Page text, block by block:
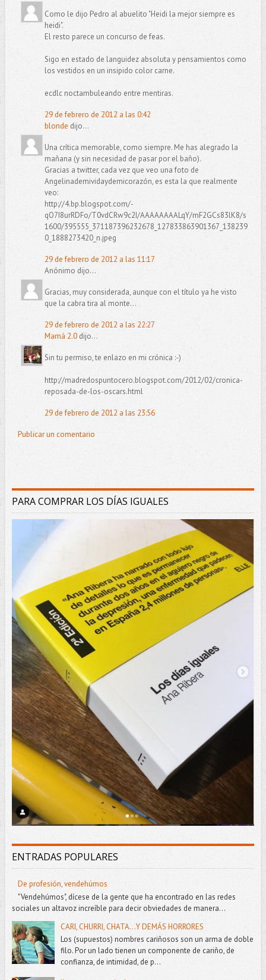
Como le dijo Pedro al abuelito "Heidi la mejor siempre es
heidi".
El resto parece un concurso de feas.
Sigo en estado de languidez absoluta y pensamientos como
los vestidos en un insipido color carne.
ecdlc noctambuleando entre mentiras.
29 de febrero de 2012 a las 0:42
blonde dijo...
Una crítica memorable, como siempre. Me has alegrado la
mañana (y sin necesidad de pasar por el baño).
Gracias a twitter, cada vez que veo una foto de
Angelinademividaydemicorazón, es esta la que realmente
veo:
http://4.bp.blogspot.com/-
qO7I8urRDFo/T0vdCRw9c2I/AAAAAAAALqY/mF2GCs83lK8/s
1600/395555_371187396232678_127833863901367_138239
0_1888273420_n.jpeg
29 de febrero de 2012 a las 11:17
Anónimo dijo...
Gracias, muy considerada, aunque con el título ya he visto
que la cabra tira al monte...
29 de febrero de 2012 a las 22:27
Mamá 2.0dijo...
Sin tu permiso, te enlazo en mi crónica :-)
http://madredospuntocero.blogspot.com/2012/02/cronica-
reposada-de-los-oscars.html
29 de febrero de 2012 a las 23:56
Publicar un comentario
PARA COMPRAR LOS DÍAS IGUALES
ENTRADAS POPULARES
De profesión, vendehúmos
"Vendehúmos", dícese de la gente que ha encontrado en las redes
sociales un altavoz increíble para decir obviedades de manera...
CARI, CHURRI, CHATA...Y DEMÁS HORRORES
Los (supuestos) nombres cariñosos son un arma de doble
filo. Por un lado tienen un componente de cariño, de
confianza, de intimidad, de p...